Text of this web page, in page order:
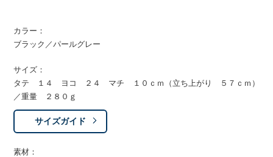
カラー：
ブラック／パールグレー
サイズ：
タテ １４ ヨコ ２４ マチ １０ｃｍ（立ち上がり ５７ｃｍ）
／重量 ２８０ｇ
サイズガイド
素材：